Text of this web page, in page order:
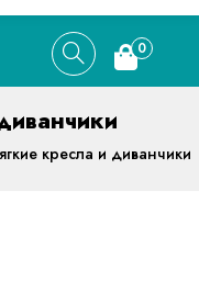
0
кресла и диванчики